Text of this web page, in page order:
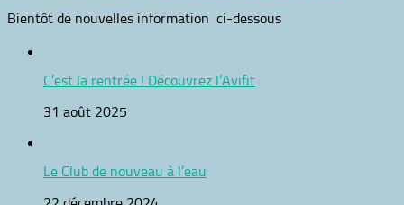
Bientôt de nouvelles information ci-dessous
C’est la rentrée ! Découvrez l’Avifit
31 août 2025
Le Club de nouveau à l’eau